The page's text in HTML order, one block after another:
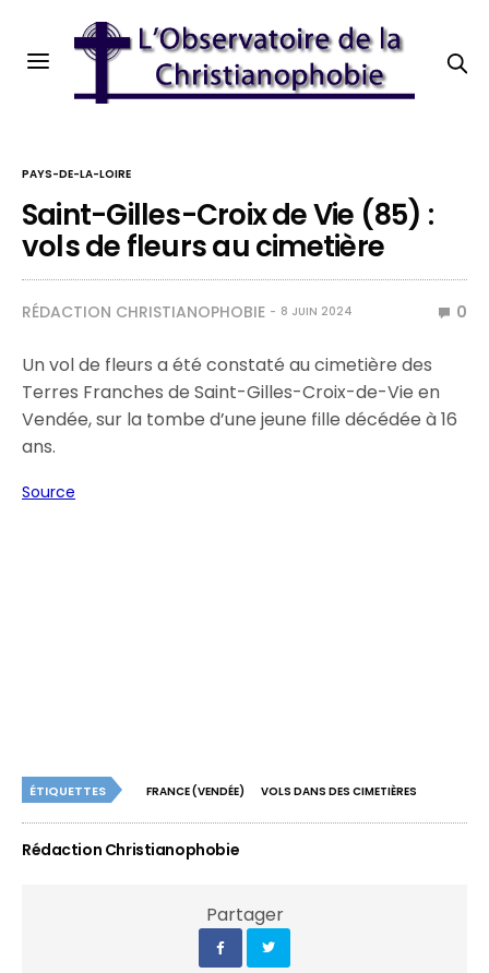
PAYS-DE-LA-LOIRE
Saint-Gilles-Croix de Vie (85) :
vols de fleurs au cimetière
RÉDACTION CHRISTIANOPHOBIE 8 JUIN 2024 0
Un vol de fleurs a été constaté au cimetière des
Terres Franches de Saint-Gilles-Croix-de-Vie en
Vendée, sur la tombe d’une jeune fille décédée à 16
ans.
Source
ÉTIQUETTES FRANCE (VENDÉE) VOLS DANS DES CIMETIÈRES
Rédaction Christianophobie
Partager